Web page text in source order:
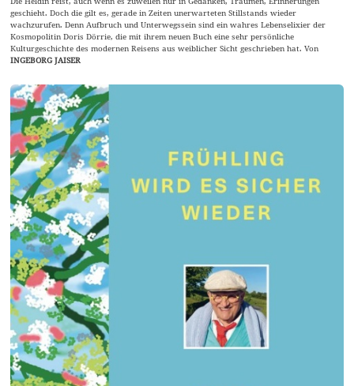
geschieht. Doch die gilt es, gerade in Zeiten unerwarteten Stillstands wieder
wachzurufen. Denn Aufbruch und Unterwegssein sind ein wahres Lebenselixier der
Kosmopolitin Doris Dörrie, die mit ihrem neuen Buch eine sehr persönliche
Kulturgeschichte des modernen Reisens aus weiblicher Sicht geschrieben hat. Von
INGEBORG JAISER